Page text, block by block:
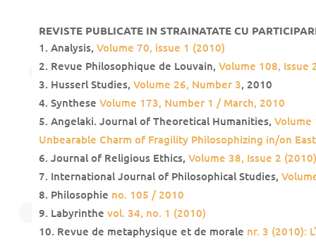
REVISTE PUBLICATE IN STRAINATATE CU
Analysis, Volume 70, issue 1 (2010)
Revue Philosophique de Louvain, Volume 108, Issue
Husserl Studies, Volume 26, Number 3, 2010
Synthese Volume 173, Number 1 / March, 2010
Angelaki. Journal of Theoretical Humanities, Volume
Unbearable Charm of Fragility Philosophizing in/on
Journal of Religious Ethics, Volume 38, Issue 2 (2010)
International Journal of Philosophical Studies,
Philosophie no. 105 / 2010
Labyrinthe vol. 34, no. 1 (2010)
Revue de metaphysique et de morale nr. 3 (2010):